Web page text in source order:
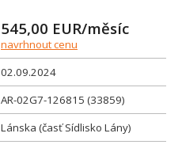
545,00 EUR/měsíc
navrhnout cenu
02.09.2024
AR-02G7-126815 (33859)
Lánska (časť Sídlisko Lány)